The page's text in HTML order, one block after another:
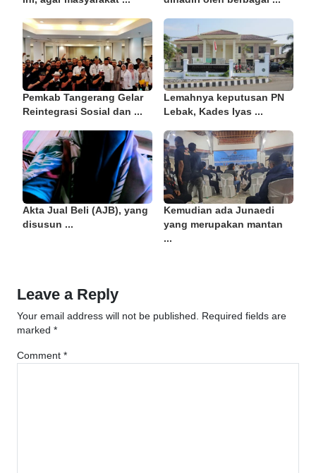
Pemkab Tangerang Gelar
Reintegrasi Sosial dan ...
Lemahnya keputusan PN
Lebak, Kades Iyas ...
Akta Jual Beli (AJB), yang
disusun ...
Kemudian ada Junaedi
yang merupakan mantan
...
Leave a Reply
Your email address will not be published.
Required fields are
marked *
Comment *